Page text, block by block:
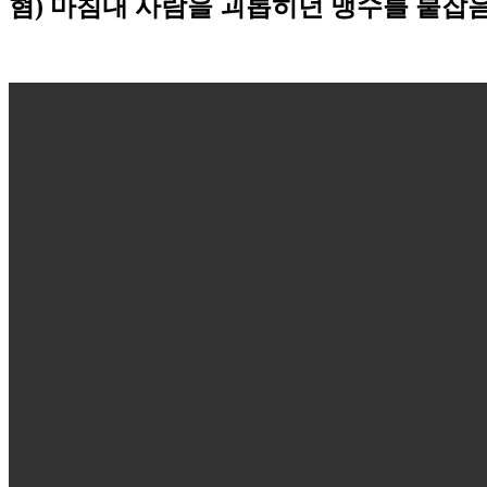
혐) 마침내 사람을 괴롭히던 맹수를 붙잡